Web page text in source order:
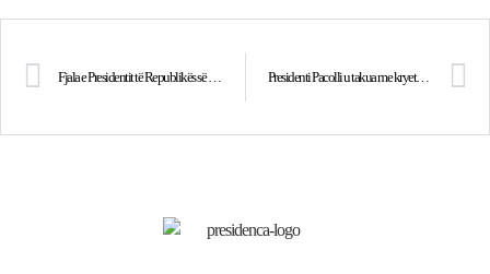
Fjala e Presidentit të Republikës së Kosovës, shkëlqesisë së tij, zotit Behgjet Pacolli, në Parlamentin e Shqipërisë Presidenti Pacolli u takua me kryetarin e PDIU, Shpëtim Idrizi